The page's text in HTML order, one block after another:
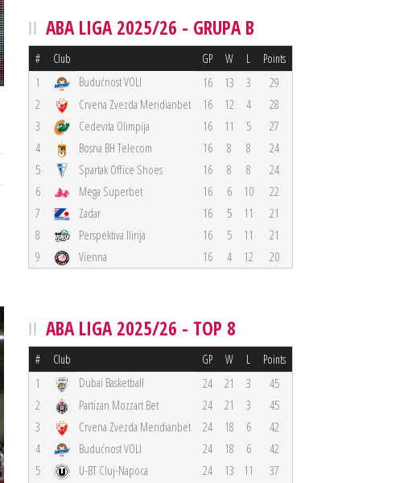
ABA LIGA 2025/26 - GRUPA B
# Club GP W L Points
1 Budućnost VOLI 16 13 3
29
2
Crvena Zvezda Meridianbet 16 12 4
28
3
Cedevita Olimpija 16 11 5
27
4
Bosna BH Telecom 16 8 8
24
5
Spartak Office Shoes 16 8 8
24
6
Mega Superbet 16 6 10
22
7
Zadar 16 5 11
21
8
Perspektiva Ilirija 16 5 11
21
9
Vienna 16 4 12 20
ABA LIGA 2025/26 - TOP 8
# Club GP W L Points
1 Dubai Basketball 24 21 3
45
2
Partizan Mozzart Bet 24 21 3
45
3
Crvena Zvezda Meridianbet 24 18 6
42
4
Budućnost VOLI 24 18 6
42
5
U-BT Cluj-Napoca 24 13 11
37